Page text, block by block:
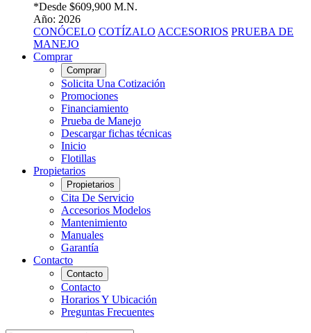
*Desde $609,900 M.N.
Año: 2026
CONÓCELO COTÍZALO ACCESORIOS PRUEBA DE
MANEJO
Comprar
Comprar
Solicita Una Cotización
Promociones
Financiamiento
Prueba de Manejo
Descargar fichas técnicas
Inicio
Flotillas
Propietarios
Propietarios
Cita De Servicio
Accesorios Modelos
Mantenimiento
Manuales
Garantía
Contacto
Contacto
Contacto
Horarios Y Ubicación
Preguntas Frecuentes